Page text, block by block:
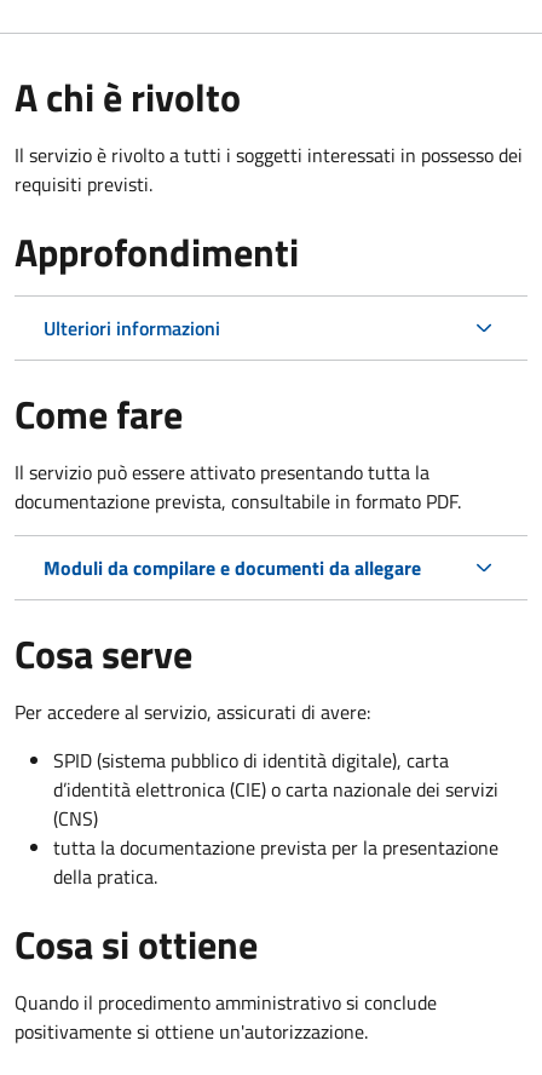
A chi è rivolto
Il servizio è rivolto a tutti i soggetti interessati in possesso dei
requisiti previsti.
Approfondimenti
Ulteriori informazioni
Come fare
Il servizio può essere attivato presentando tutta la
documentazione prevista, consultabile in formato PDF.
Moduli da compilare e documenti da allegare
Cosa serve
Per accedere al servizio, assicurati di avere:
SPID (sistema pubblico di identità digitale), carta
d’identità elettronica (CIE) o carta nazionale dei servizi
(CNS)
tutta la documentazione prevista per la presentazione
della pratica.
Cosa si ottiene
Quando il procedimento amministrativo si conclude
positivamente si ottiene un'autorizzazione.